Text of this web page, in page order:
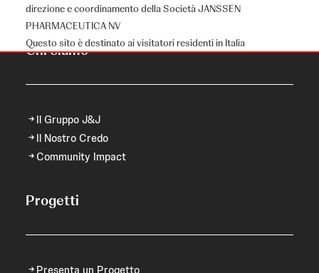
direzione e coordinamento della Società JANSSEN
PHARMACEUTICA NV
Questo sito è destinato ai visitatori residenti in Italia
Chi siamo
Il Gruppo J&J
Il Nostro Credo
Community Impact
Progetti
Presenta un Progetto